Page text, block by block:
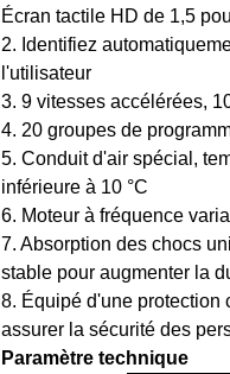
Écran tactile HD de 1,5
2. Identifiez
l'utilisateur
3. 9 vitesses accélérées,
4. 20 groupes de
5. Conduit d'air spécial,
inférieure à 10 °C
6. Moteur à fréquence
7. Absorption des chocs
stable pour augmenter la
8. Équipé d'une protection
assurer la sécurité des
Paramètre technique